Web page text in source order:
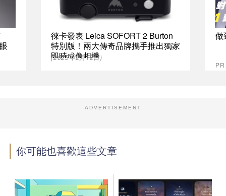
徠卡發表 Leica SOFORT 2 Burton
特別版！兩大傳奇品牌攜手推出獨家
即時成像相機
(2025年2月12日)
做
ADVERTISEMENT
你可能也喜歡這些文章